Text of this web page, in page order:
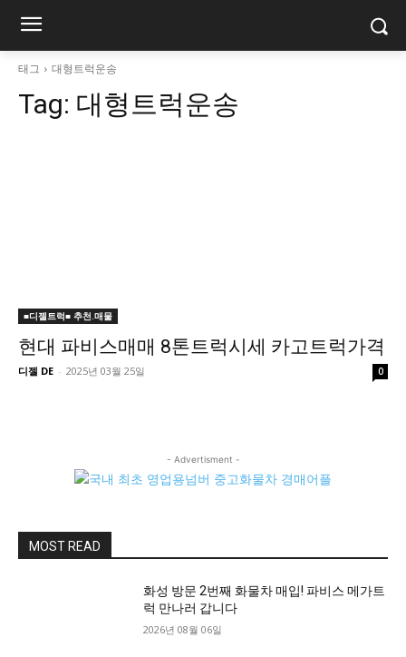
태그 대형트럭운송
Tag: 대형트럭운송
■디젤트럭■ 추천.매물
현대 파비스매매 8톤트럭시세 카고트럭가격
디젤 DE - 2025년 03월 25일 0
- Advertisment -
MOST READ
화성 방문 2번째 화물차 매입! 파비스 메가트
럭 만나러 갑니다
2026년 08월 06일